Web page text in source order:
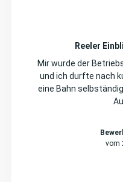
Reeler
Mir wurde der
und ich durfte nach
eine Bahn
vom